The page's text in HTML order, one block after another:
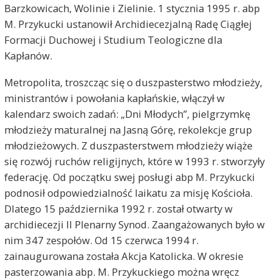
Barzkowicach, Wolinie i Zielinie. 1 stycznia 1995 r. abp
M. Przykucki ustanowił Archidiecezjalną Radę Ciągłej
Formacji Duchowej i Studium Teologiczne dla
Kapłanów.
Metropolita, troszcząc się o duszpasterstwo młodzieży,
ministrantów i powołania kapłańskie, włączył w
kalendarz swoich zadań: „Dni Młodych”, pielgrzymkę
młodzieży maturalnej na Jasną Górę, rekolekcje grup
młodzieżowych. Z duszpasterstwem młodzieży wiąże
się rozwój ruchów religijnych, które w 1993 r. stworzyły
federację. Od początku swej posługi abp M. Przykucki
podnosił odpowiedzialność laikatu za misję Kościoła.
Dlatego 15 października 1992 r. został otwarty w
archidiecezji II Plenarny Synod. Zaangażowanych było w
nim 347 zespołów. Od 15 czerwca 1994 r.
zainaugurowana została Akcja Katolicka. W okresie
pasterzowania abp. M. Przykuckiego można wręcz